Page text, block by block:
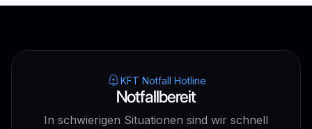
KFT Notfall Hotline
Notfallbereit
In schwierigen Situationen sind wir schnell